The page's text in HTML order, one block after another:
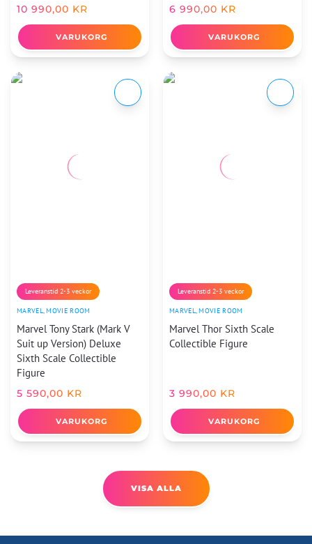
10 990,00 KR
VARUKORG
6 990,00 KR
VARUKORG
Leveranstid 2-3 veckor
MARVEL,MOVIE ROOM
Marvel Tony Stark (Mark V
Suit up Version) Deluxe
Sixth Scale Collectible
Figure
5 590,00 KR
VARUKORG
Leveranstid 2-3 veckor
MARVEL,MOVIE ROOM
Marvel Thor Sixth Scale
Collectible Figure
3 990,00 KR
VARUKORG
VISA ALLA